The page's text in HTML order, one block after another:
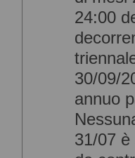
24:00
30/09/
annuo
31/07